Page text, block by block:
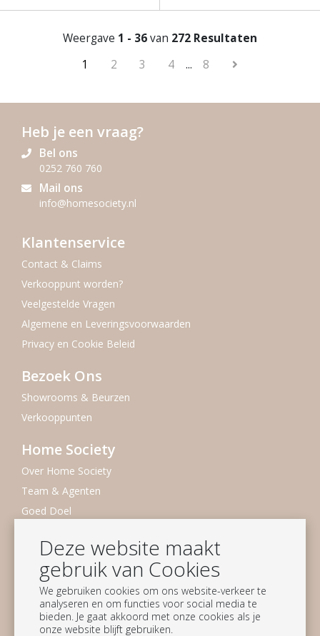
Deze website maakt
gebruik van Cookies
We gebruiken cookies om ons website-verkeer te
analyseren en om functies voor social media te
bieden. Je gaat akkoord met onze cookies als je
onze website blijft gebruiken.
Weergave 1 - 36van 272 Resultaten
1
2 3 4 ... 8
Heb je een vraag?
Bel ons
0252 760 760
Mail ons
info@homesociety.nl
Klantenservice
Contact & Claims
Verkooppunt worden?
Veelgestelde Vragen
Algemene en Leveringsvoorwaarden
Privacy en Cookie Beleid
Bezoek Ons
Showrooms & Beurzen
Verkooppunten
Home Society
Over Home Society
Team & Agenten
Goed Doel
Vacatures
Nieuwsbrief
Blijf op de hoogte